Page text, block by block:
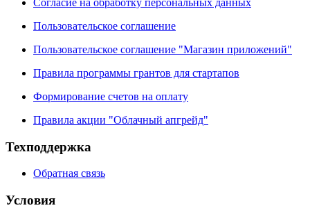
Пользовательское соглашение
Пользовательское соглашение "Магазин приложений"
Правила программы грантов для стартапов
Формирование счетов на оплату
Правила акции "Облачный апгрейд"
Техподдержка
Обратная связь
Условия